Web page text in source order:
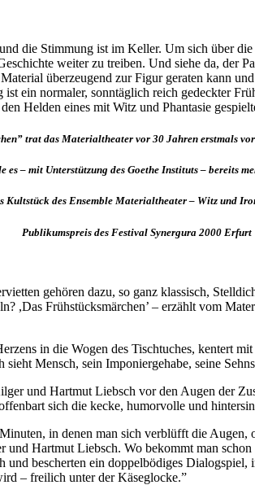
die Stimmung ist im Keller. Um sich über
weiter zu treiben. Und siehe da, der
überzeugend zur Figur geraten kann
ein normaler, sonntäglich reich gedeckter
Helden eines mit Witz und Phantasie
trat das Materialtheater vor 30 Jahren erstmals
es – mit Unterstützung des Goethe Instituts – bereits
Kultstück des Ensemble Materialtheater – Witz und
Publikumspreis des Festival Synergura 2000 Erfurt
gehören dazu, so ganz klassisch,
,Das Frühstücksmärchen’ – erzählt vom
in die Wogen des Tischtuches, kentert
Mensch, sein Imponiergehabe, seine
und Hartmut Liebsch vor den Augen der
sich die kecke, humorvolle und
in denen man sich verblüfft die
Hartmut Liebsch. Wo bekommt man
und bescherten ein doppelbödiges
– freilich unter der Käseglocke.”